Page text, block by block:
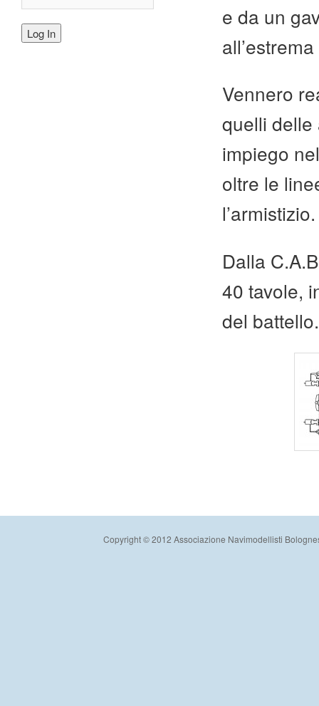
e da un
Vennero
quelli delle
impiego
oltre le
l’armistizio.
Dalla
40 tavole,
del battello.
Copyright © 2012 Associazione Navimodellisti